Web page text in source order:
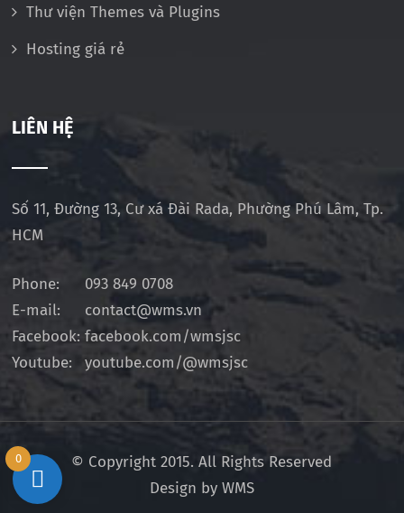
Thư viện Themes và Plugins
Hosting giá rẻ
LIÊN HỆ
Số 11, Đường 13, Cư xá Đài Rada, Phường Phú Lâm, Tp.
HCM
Phone:
093 849 0708
E-mail:
contact@wms.vn
Facebook: facebook.com/wmsjsc
Youtube:
youtube.com/@wmsjsc
© Copyright 2015. All Rights Reserved
Design by WMS
0